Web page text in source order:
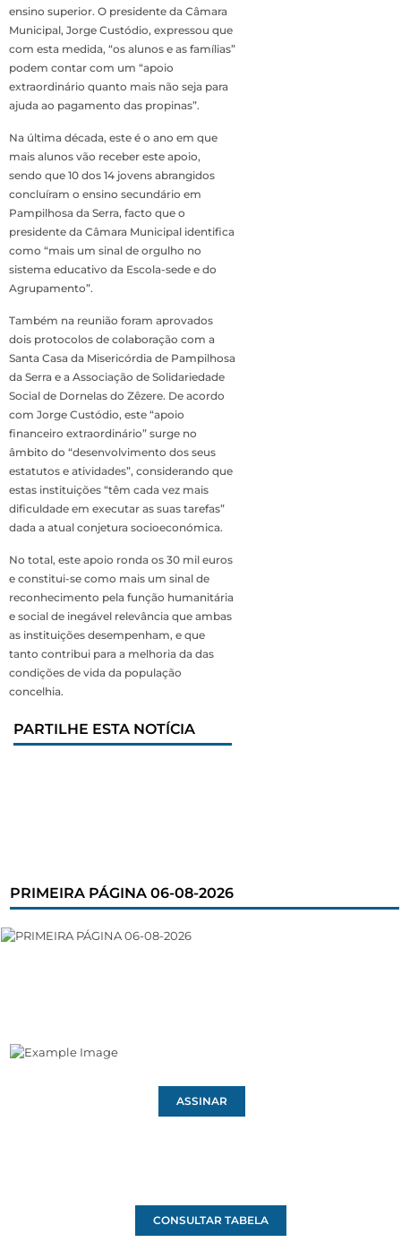
ensino superior. O presidente da Câmara
Municipal, Jorge Custódio, expressou que
com esta medida, “os alunos e as famílias”
podem contar com um “apoio
extraordinário quanto mais não seja para
ajuda ao pagamento das propinas”.
Na última década, este é o ano em que
mais alunos vão receber este apoio,
sendo que 10 dos 14 jovens abrangidos
concluíram o ensino secundário em
Pampilhosa da Serra, facto que o
presidente da Câmara Municipal identifica
como “mais um sinal de orgulho no
sistema educativo da Escola-sede e do
Agrupamento”.
Também na reunião foram aprovados
dois protocolos de colaboração com a
Santa Casa da Misericórdia de Pampilhosa
da Serra e a Associação de Solidariedade
Social de Dornelas do Zêzere. De acordo
com Jorge Custódio, este “apoio
financeiro extraordinário” surge no
âmbito do “desenvolvimento dos seus
estatutos e atividades”, considerando que
estas instituições “têm cada vez mais
dificuldade em executar as suas tarefas”
dada a atual conjetura socioeconómica.
No total, este apoio ronda os 30 mil euros
e constitui-se como mais um sinal de
reconhecimento pela função humanitária
e social de inegável relevância que ambas
as instituições desempenham, e que
tanto contribui para a melhoria da das
condições de vida da população
concelhia.
PARTILHE ESTA NOTÍCIA
PRIMEIRA PÁGINA 06-08-2026
ASSINAR
CONSULTAR TABELA